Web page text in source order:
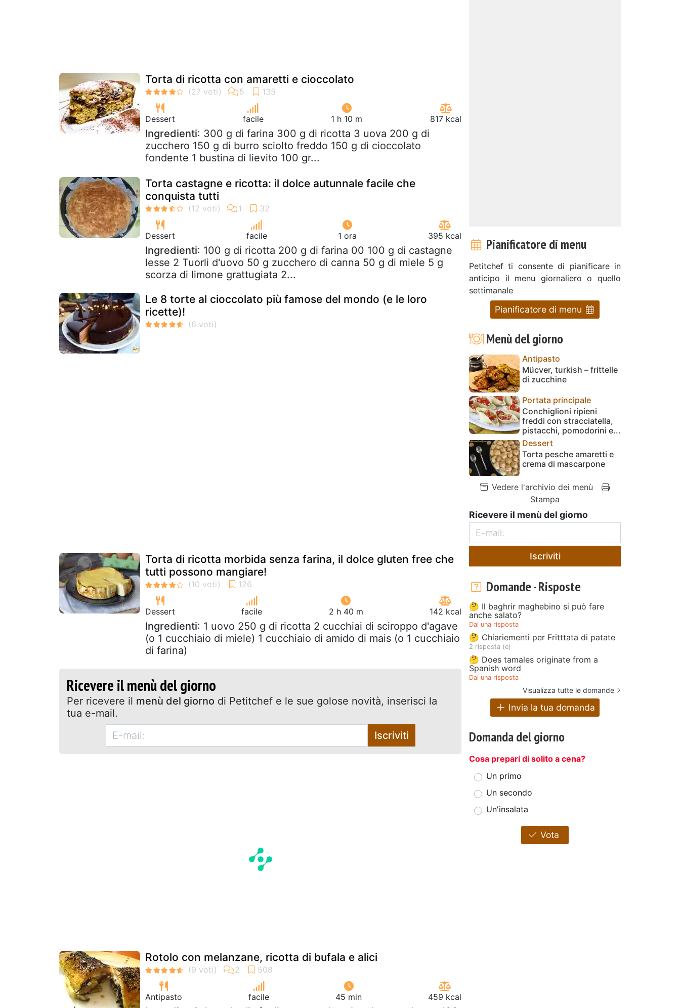
Torta di ricotta con amaretti e cioccolato
Dessert facile 1 h 10 m 817 kcal
Ingredienti: 300 g di farina 300 g di ricotta 3 uova 200 g di
zucchero 150 g di burro sciolto freddo 150 g di cioccolato
fondente 1 bustina di lievito 100 gr...
Torta castagne e ricotta: il dolce autunnale facile che
conquista tutti
Dessert facile 1 ora 395 kcal
Ingredienti: 100 g di ricotta 200 g di farina 00 100 g di castagne
lesse 2 Tuorli d'uovo 50 g zucchero di canna 50 g di miele 5 g
scorza di limone grattugiata 2...
Le 8 torte al cioccolato più famose del mondo (e le loro
ricette)!
Torta di ricotta morbida senza farina, il dolce gluten free che
tutti possono mangiare!
Dessert facile 2 h 40 m 142 kcal
Ingredienti: 1 uovo 250 g di ricotta 2 cucchiai di sciroppo d'agave
(o 1 cucchiaio di miele) 1 cucchiaio di amido di mais (o 1 cucchiaio
di farina)
Ricevere il menù del giorno
Per ricevere il menù del giorno di Petitchef e le sue golose novità, inserisci la
tua e-mail.
Iscriviti
Rotolo con melanzane, ricotta di bufala e alici
Antipasto facile 45 min 459 kcal
Pianificatore di menu
Petitchef ti consente di pianificare in
anticipo il menu giornaliero o quello
settimanale
Pianificatore di menu
Menù del giorno
Antipasto
Mücver, turkish – frittelle
di zucchine
Portata principale
Conchiglioni ripieni
freddi con stracciatella,
pistacchi, pomodorini e...
Dessert
Torta pesche amaretti e
crema di mascarpone
Vedere l'archivio dei menù
Stampa
Ricevere il menù del giorno
Iscriviti
Domande - Risposte
🤔 Il baghrir maghebino si può fare
anche salato?
Dai una risposta
🤔 Chiariementi per Fritttata di patate
2 risposta (e)
🤔 Does tamales originate from a
Spanish word
Dai una risposta
Visualizza tutte le domande
Invia la tua domanda
Domanda del giorno
Cosa prepari di solito a cena?
Un primo
Un secondo
Un'insalata
Vota